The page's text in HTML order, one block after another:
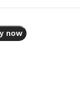
now